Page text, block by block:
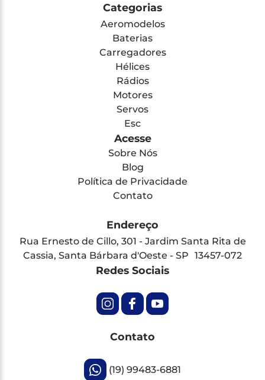
Categorias
Aeromodelos
Baterias
Carregadores
Hélices
Rádios
Motores
Servos
Esc
Acesse
Sobre Nós
Blog
Política de Privacidade
Contato
Endereço
Rua Ernesto de Cillo, 301 - Jardim Santa Rita de
Cassia, Santa Bárbara d'Oeste - SP 13457-072
Redes Sociais
Contato
(19) 99483-6881